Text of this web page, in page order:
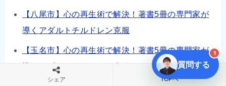
【八尾市】心の再生術で解決！著書5冊の専門家が
導くアダルトチルドレン克服
【玉名市】心の再生術で解決！著書5冊の専門家が
導くアダルトチルドレン克服
シェア TOPへ
質問する
1